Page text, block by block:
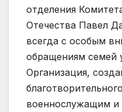
отделения
Отечества Павел
всегда с особым
обращениям семей
Организация,
военнослужащим и